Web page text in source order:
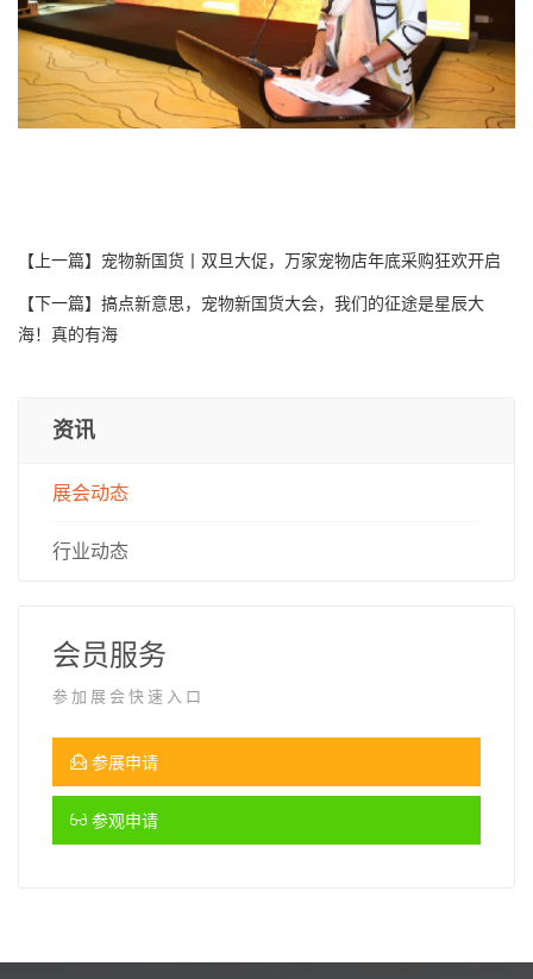
【上一篇】 宠物新国货丨双旦大促，万家宠物店年底采购狂欢开启
【下一篇】 搞点新意思，宠物新国货大会，我们的征途是星辰大
海！真的有海
资讯
展会动态
行业动态
会员服务
参加展会快速入口
参展申请
参观申请